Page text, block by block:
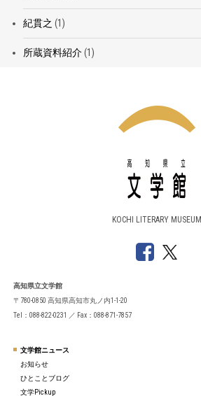
紀貫之 (1)
所蔵資料紹介(1)
KOCHI LITERARY MUSEUM
高知県立文学館
〒780-0850 高知県高知市丸ノ内1-1-20
Tel：088-822-0231 ／ Fax：088-871-7857
文学館ニュース
お知らせ
ひとことブログ
文学Pickup